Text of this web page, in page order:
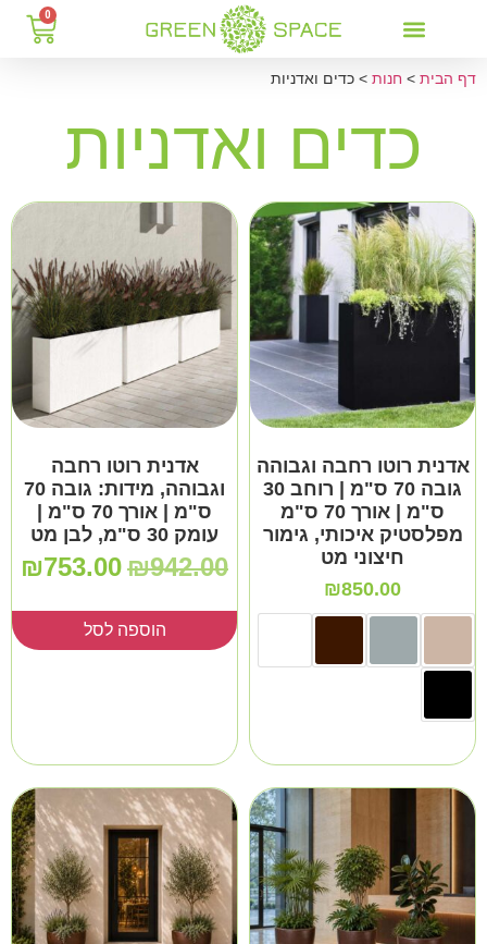
0
דף הבית > חנות > כדים​ ואדניות
כדים​ ואדניות
אדנית רוטו רחבה וגבוהה
גובה 70 ס"מ | רוחב 30
ס"מ | אורך 70 ס"מ
מפלסטיק איכותי, גימור
חיצוני מט
₪850.00
אדנית רוטו רחבה
וגבוהה, מידות: גובה 70
ס"מ | אורך 70 ס"מ |
עומק 30 ס"מ, לבן מט
₪942.00
₪753.00
הוספה לסל